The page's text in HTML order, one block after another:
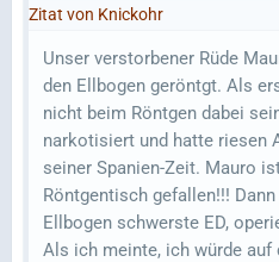
Zitat von Knickohr
Unser verstorbener Rüde
den Ellbogen geröntgt. Als
nicht beim Röntgen dabei
narkotisiert und hatte riesen
seiner Spanien-Zeit. Mauro
Röntgentisch gefallen!!!
Ellbogen schwerste ED,
Als ich meinte, ich würde auf